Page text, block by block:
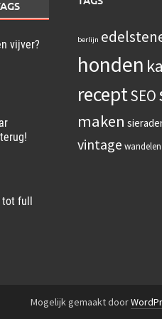
vijver?
full
berlijn
honden
receptSEO
maken
vintage wandelen
Mogelijk gemaakt door